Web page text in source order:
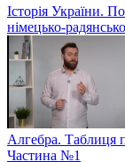
Історія України.
німецько-
Алгебра. Таблиця
Частина №1